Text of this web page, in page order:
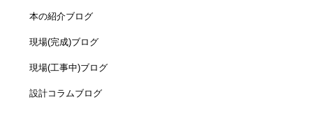
本の紹介ブログ
現場(完成)ブログ
現場(工事中)ブログ
設計コラムブログ